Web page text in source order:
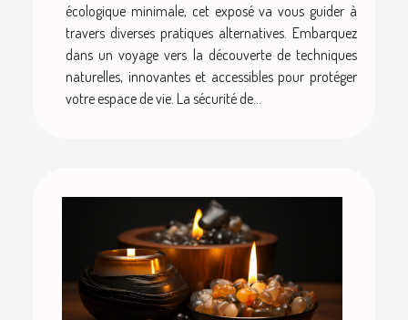
écologique minimale, cet exposé va vous guider à
travers diverses pratiques alternatives. Embarquez
dans un voyage vers la découverte de techniques
naturelles, innovantes et accessibles pour protéger
votre espace de vie. La sécurité de...